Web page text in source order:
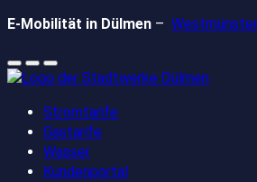
Zum
springen
E-Mobilität in Dülmen –
Stromtarife
Gastarife
Wasser
Kundenportal